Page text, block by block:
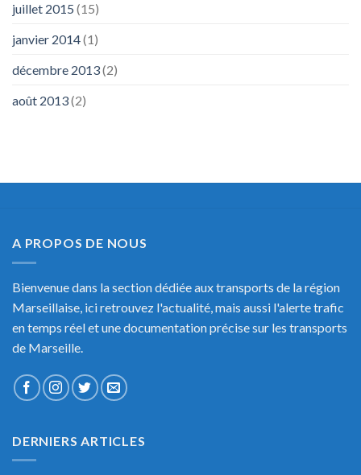
juillet 2015 (15)
janvier 2014(1)
décembre 2013(2)
août 2013(2)
A PROPOS DE NOUS
Bienvenue dans la section dédiée aux transports de la région
Marseillaise, ici retrouvez l'actualité, mais aussi l'alerte trafic
en temps réel et une documentation précise sur les transports
de Marseille.
DERNIERS ARTICLES